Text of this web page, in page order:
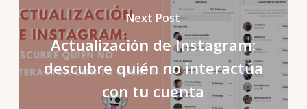
Next Post
Actualización de Instagram:
descubre quién no interactúa
con tu cuenta